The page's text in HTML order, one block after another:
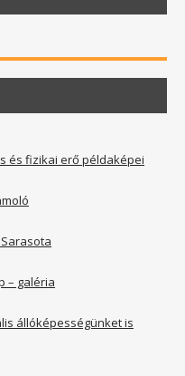
és fizikai erő példaképei
Sarasota
– galéria
állóképességünket is